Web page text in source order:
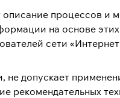
процессов и
на основе
сети
допускает
рекомендательных